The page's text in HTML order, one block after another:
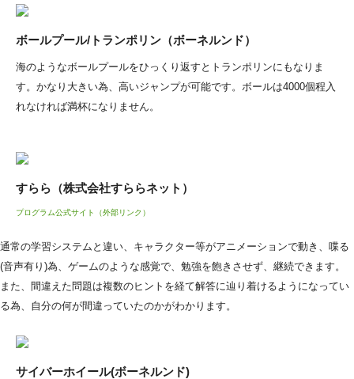
ボールプール/トランポリン（ボーネルンド）
海のようなボールプールをひっくり返すとトランポリンにもなりま
す。かなり大きい為、高いジャンプが可能です。ボールは4000個程入
れなければ満杯になりません。
すらら（株式会社すららネット）
プログラム公式サイト（外部リンク）
通常の学習システムと違い、キャラクター等がアニメーションで動き、喋る
(音声有り)為、ゲームのような感覚で、勉強を飽きさせず、継続できます。
また、間違えた問題は複数のヒントを経て解答に辿り着けるようになってい
る為、自分の何が間違っていたのかがわかります。
サイバーホイール(ボーネルンド)